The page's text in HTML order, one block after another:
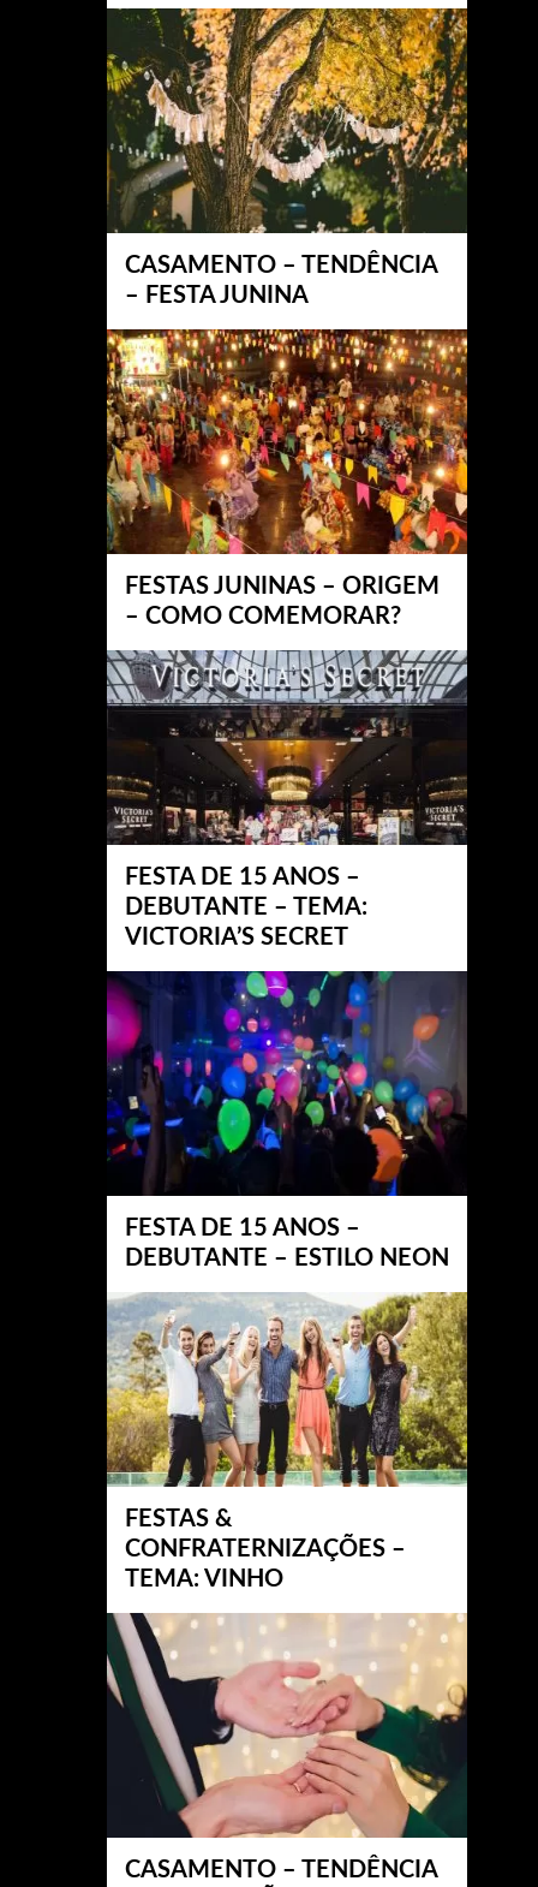
CASAMENTO – TENDÊNCIA
– FESTA JUNINA
FESTAS JUNINAS – ORIGEM
– COMO COMEMORAR?
FESTA DE 15 ANOS –
DEBUTANTE – TEMA:
VICTORIA’S SECRET
FESTA DE 15 ANOS –
DEBUTANTE – ESTILO NEON
FESTAS &
CONFRATERNIZAÇÕES –
TEMA: VINHO
CASAMENTO – TENDÊNCIA